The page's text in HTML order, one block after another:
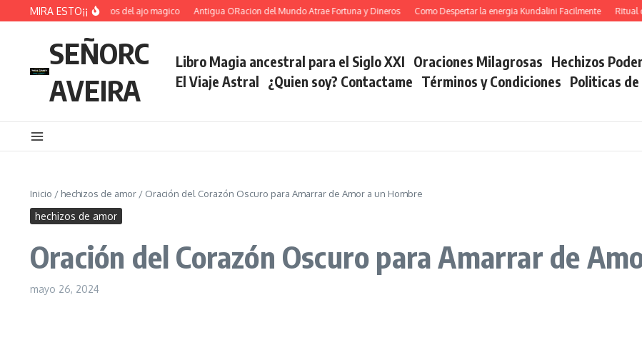
Saltar al contenido
MIRA ESTO¡¡
Ritual voltea hechizos del ajo magico Antigua ORacion del Mundo Atrae Fortuna y Dineros Como Despertar la energia Kundalini Facilmente Ritual del
SEÑORC
AVEIRA
Libro Magia ancestral para el Siglo XXI Oraciones Milagrosas Hechizos
El Viaje Astral ¿Quien soy? Contactame Términos y Condiciones Politicas
Inicio / hechizos de amor / Oración del Corazón Oscuro para Amarrar de Amor a un Hombre
hechizos de amor
Oración del Corazón Oscuro para Amarrar de
mayo 26, 2024